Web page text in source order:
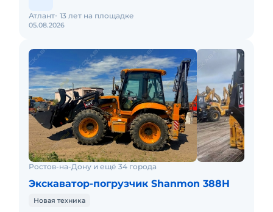
05.08.2026
Атлант 13 лет на площадке
Ростов-на-Дону и ещё 34 города
Экскаватор-погрузчик Shanmon 388H
Новая техника